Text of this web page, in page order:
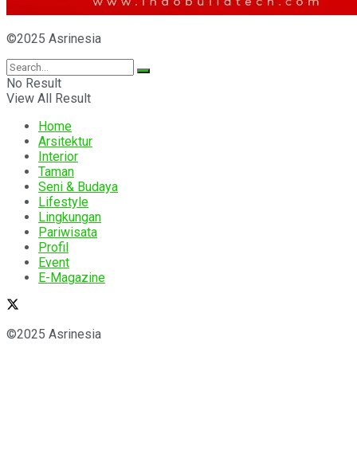
©2025 Asrinesia
No Result
View All Result
Home
Arsitektur
Interior
Taman
Seni & Budaya
Lifestyle
Lingkungan
Pariwisata
Profil
Event
E-Magazine
©2025 Asrinesia